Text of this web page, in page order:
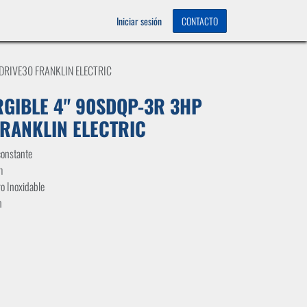
Iniciar sesión CONTACTO
FRANKLIN ELECTRIC
4" 90SDQP-3R 3HP
ELECTRIC
Inoxidable